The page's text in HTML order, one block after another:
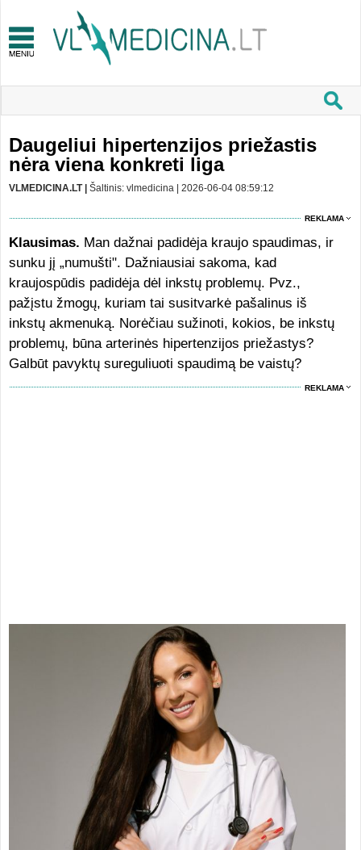
Daugeliui hipertenzijos priežastis
nėra viena konkreti liga
VLMEDICINA.LT | Šaltinis: vlmedicina | 2026-06-04 08:59:12
REKLAMA
Klausimas. Man dažnai padidėja kraujo spaudimas, ir
sunku jį „numušti". Dažniausiai sakoma, kad
kraujospūdis padidėja dėl inkstų problemų. Pvz.,
pažįstu žmogų, kuriam tai susitvarkė pašalinus iš
inkstų akmenuką. Norėčiau sužinoti, kokios, be inkstų
problemų, būna arterinės hipertenzijos priežastys?
Galbūt pavyktų sureguliuoti spaudimą be vaistų?
REKLAMA